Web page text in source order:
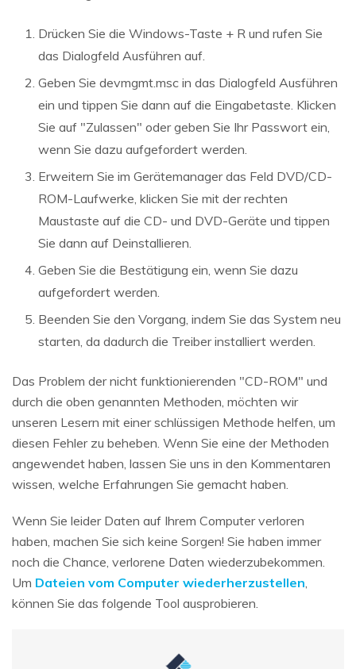
Drücken Sie die Windows-Taste + R und rufen Sie
das Dialogfeld Ausführen auf.
Geben Sie devmgmt.msc in das Dialogfeld Ausführen
ein und tippen Sie dann auf die Eingabetaste. Klicken
Sie auf "Zulassen" oder geben Sie Ihr Passwort ein,
wenn Sie dazu aufgefordert werden.
Erweitern Sie im Gerätemanager das Feld DVD/CD-
ROM-Laufwerke, klicken Sie mit der rechten
Maustaste auf die CD- und DVD-Geräte und tippen
Sie dann auf Deinstallieren.
Geben Sie die Bestätigung ein, wenn Sie dazu
aufgefordert werden.
Beenden Sie den Vorgang, indem Sie das System neu
starten, da dadurch die Treiber installiert werden.
Das Problem der nicht funktionierenden "CD-ROM" und
durch die oben genannten Methoden, möchten wir
unseren Lesern mit einer schlüssigen Methode helfen, um
diesen Fehler zu beheben. Wenn Sie eine der Methoden
angewendet haben, lassen Sie uns in den Kommentaren
wissen, welche Erfahrungen Sie gemacht haben.
Wenn Sie leider Daten auf Ihrem Computer verloren
haben, machen Sie sich keine Sorgen! Sie haben immer
noch die Chance, verlorene Daten wiederzubekommen.
Um Dateien vom Computer wiederherzustellen,
können Sie das folgende Tool ausprobieren.